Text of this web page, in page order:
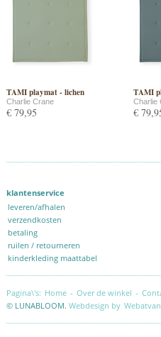
TAMI playmat - lichen
Charlie Crane
€ 79,95
TAMI
Charlie
€
klantenservice
leveren/afhalen
verzendkosten
betaling
ruilen / retourneren
kinderkleding maattabel
Pagina\'s: Home - Over de winkel -
© LUNABLOOM. Webdesign by